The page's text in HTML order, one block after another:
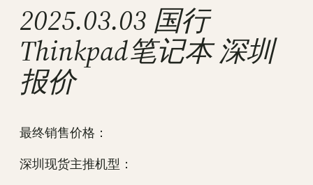
2025.03.03 国行
Thinkpad笔记本 深圳
报价
最终销售价格：
深圳现货主推机型：